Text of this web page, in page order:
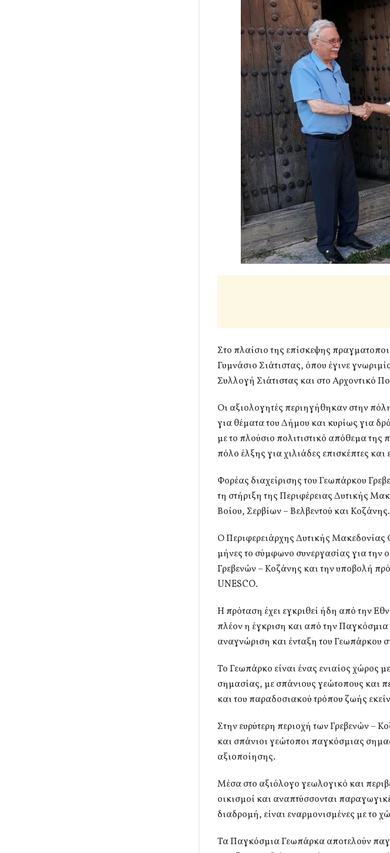
Στο πλαίσιο της επίσκεψης
Γυμνάσιο Σιάτιστας, όπου έγινε
Συλλογή Σιάτιστας και στο Αρχοντικό
Οι αξιολογητές περιηγήθηκαν στην
για θέματα του Δήμου και κυρίως για
με το πλούσιο πολιτιστικό απόθεμα της
πόλο έλξης για χιλιάδες επισκέπτες
Φορέας διαχείρισης του Γεωπάρκου
τη στήριξη της Περιφέρειας Δυτικής
Βοίου, Σερβίων – Βελβεντού και Κοζάνης.
Ο Περιφερειάρχης Δυτικής
μήνες το σύμφωνο συνεργασίας για την
Γρεβενών – Κοζάνης και την υποβολή
UNESCO.
Η πρόταση έχει εγκριθεί ήδη από την
πλέον η έγκριση και από την
αναγνώριση και ένταξη του Γεωπάρκου
Το Γεωπάρκο είναι ένας ενιαίος χώρος
σημασίας, με σπάνιους γεώτοπους και
και του παραδοσιακού τρόπου ζωής
Στην ευρύτερη περιοχή των Γρεβενών –
και σπάνιοι γεώτοποι παγκόσμιας
αξιοποίησης.
Μέσα στο αξιόλογο γεωλογικό και
οικισμοί και αναπτύσσονται
διαδρομή, είναι εναρμονισμένες με το
Τα Παγκόσμια Γεωπάρκα αποτελούν